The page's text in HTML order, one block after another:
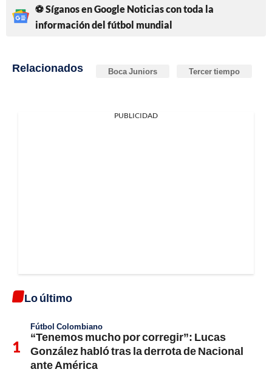
⚽ Síganos en Google Noticias con toda la
información del fútbol mundial
Relacionados Boca Juniors Tercer tiempo
PUBLICIDAD
Lo último
Fútbol Colombiano
“Tenemos mucho por corregir”: Lucas
González habló tras la derrota de Nacional
ante América